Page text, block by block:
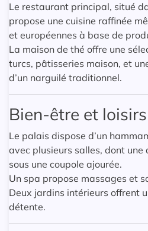
Le restaurant principal, situé
propose une cuisine raffinée
et européennes à base de
La maison de thé offre une
turcs, pâtisseries maison, et
d’un narguilé traditionnel.
Bien-être et loisirs
Le palais dispose d’un
avec plusieurs salles, dont une
sous une coupole ajourée.
Un spa propose massages et
Deux jardins intérieurs offrent
détente.